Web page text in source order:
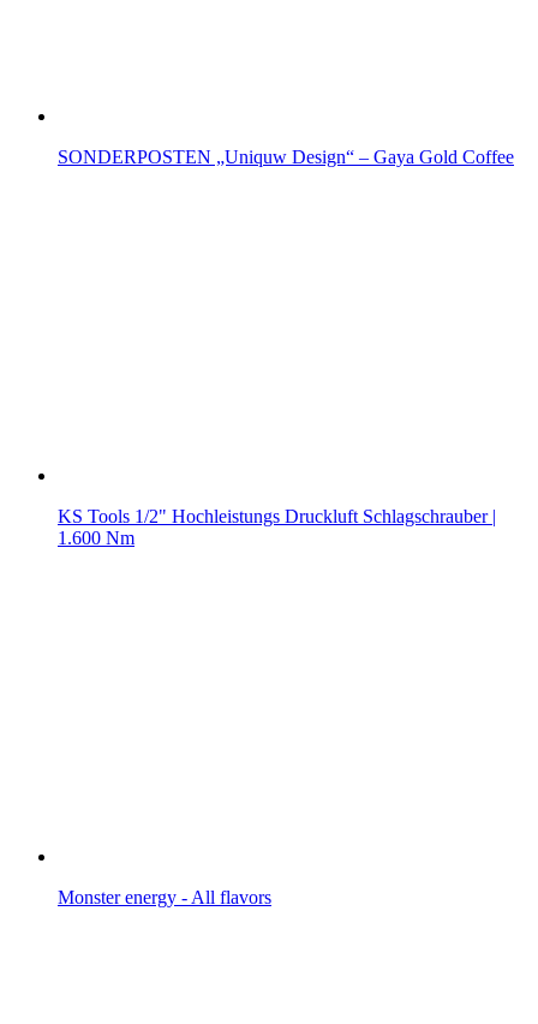
SONDERPOSTEN „Uniquw Design“ – Gaya Gold Coffee
KS Tools 1/2" Hochleistungs Druckluft Schlagschrauber |
1.600 Nm
Monster energy - All flavors